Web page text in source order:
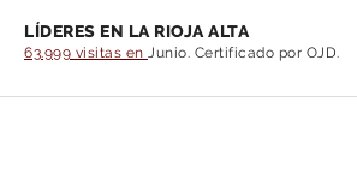
LÍDERES EN LA RIOJA ALTA
63.999 visitas en Junio. Certificado por OJD.